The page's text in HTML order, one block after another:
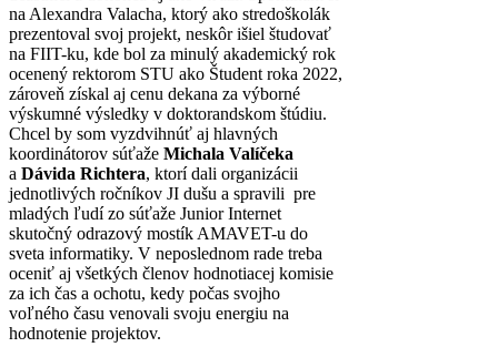
na Alexandra Valacha, ktorý ako stredoškolák
prezentoval svoj projekt, neskôr išiel študovať
na FIIT-ku, kde bol za minulý akademický rok
ocenený rektorom STU ako Študent roka 2022,
zároveň získal aj cenu dekana za výborné
výskumné výsledky v doktorandskom štúdiu.
Chcel by som vyzdvihnúť aj hlavných
koordinátorov súťaže Michala Valíčeka
a Dávida Richtera, ktorí dali organizácii
jednotlivých ročníkov JI dušu a spravili pre
mladých ľudí zo súťaže Junior Internet
skutočný odrazový mostík AMAVET-u do
sveta informatiky. V neposlednom rade treba
oceniť aj všetkých členov hodnotiacej komisie
za ich čas a ochotu, kedy počas svojho
voľného času venovali svoju energiu na
hodnotenie projektov.